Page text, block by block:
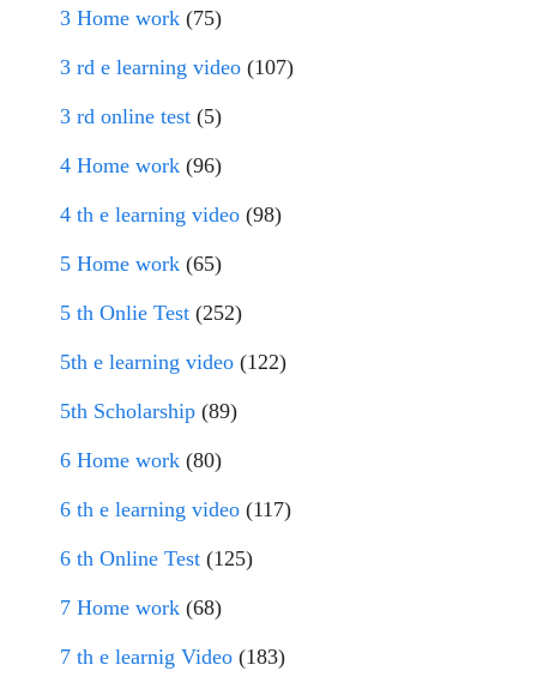
3 Home work (75)
3 rd e learning video (107)
3 rd online test (5)
4 Home work (96)
4 th e learning video (98)
5 Home work (65)
5 th Onlie Test (252)
5th e learning video (122)
5th Scholarship (89)
6 Home work (80)
6 th e learning video (117)
6 th Online Test (125)
7 Home work (68)
7 th e learnig Video (183)